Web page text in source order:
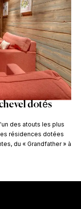
dotés
des atouts les plus
résidences dotées
du « Grandfather » à